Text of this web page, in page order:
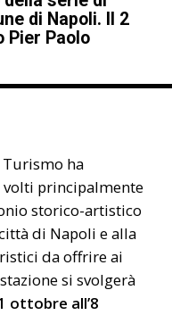
di Napoli. Il 2
Pier Paolo
Turismo ha
principalmente
storico-artistico
di Napoli e alla
da offrire ai
si svolgerà
ottobre all’8